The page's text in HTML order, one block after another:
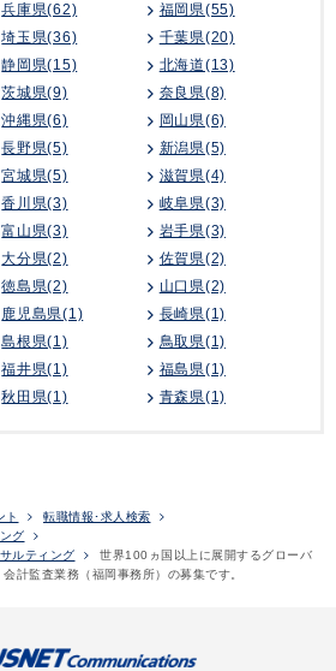
兵庫県(62)
福岡県(55)
埼玉県(36)
千葉県(20)
静岡県(15)
北海道(13)
茨城県(9)
奈良県(8)
沖縄県(6)
岡山県(6)
長野県(5)
新潟県(5)
宮城県(5)
滋賀県(4)
香川県(3)
岐阜県(3)
富山県(3)
岩手県(3)
大分県(2)
佐賀県(2)
徳島県(2)
山口県(2)
鹿児島県(1)
長崎県(1)
島根県(1)
鳥取県(1)
福井県(1)
福島県(1)
秋田県(1) 青森県(1)
ト
転職情報･求人検索
グ
ルティング
世界100ヵ国以上に展開するグローバ
計監査業務（福岡事務所）の募集です。